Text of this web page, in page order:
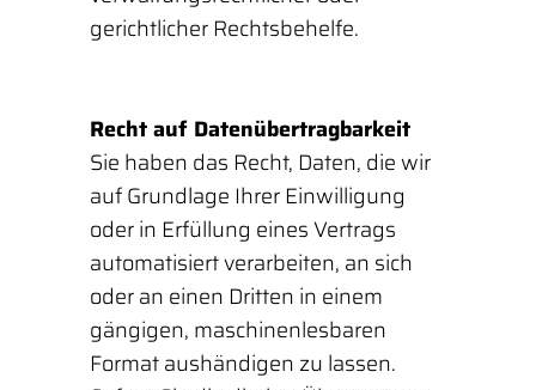
gerichtlicher Rechtsbehelfe.
Recht auf Daten­übertrag­barkeit
Sie haben das Recht, Daten, die wir
auf Grundlage Ihrer Einwilligung
oder in Erfüllung eines Vertrags
automatisiert verarbeiten, an sich
oder an einen Dritten in einem
gängigen, maschinenlesbaren
Format aushändigen zu lassen.